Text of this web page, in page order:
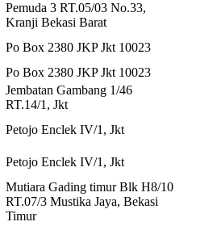
Pemuda 3 RT.05/03 No.33,
Kranji Bekasi Barat
Po Box 2380 JKP Jkt 10023
Po Box 2380 JKP Jkt 10023
Jembatan Gambang 1/46
RT.14/1, Jkt
Petojo Enclek IV/1, Jkt
Petojo Enclek IV/1, Jkt
Mutiara Gading timur Blk H8/10
RT.07/3 Mustika Jaya, Bekasi
Timur